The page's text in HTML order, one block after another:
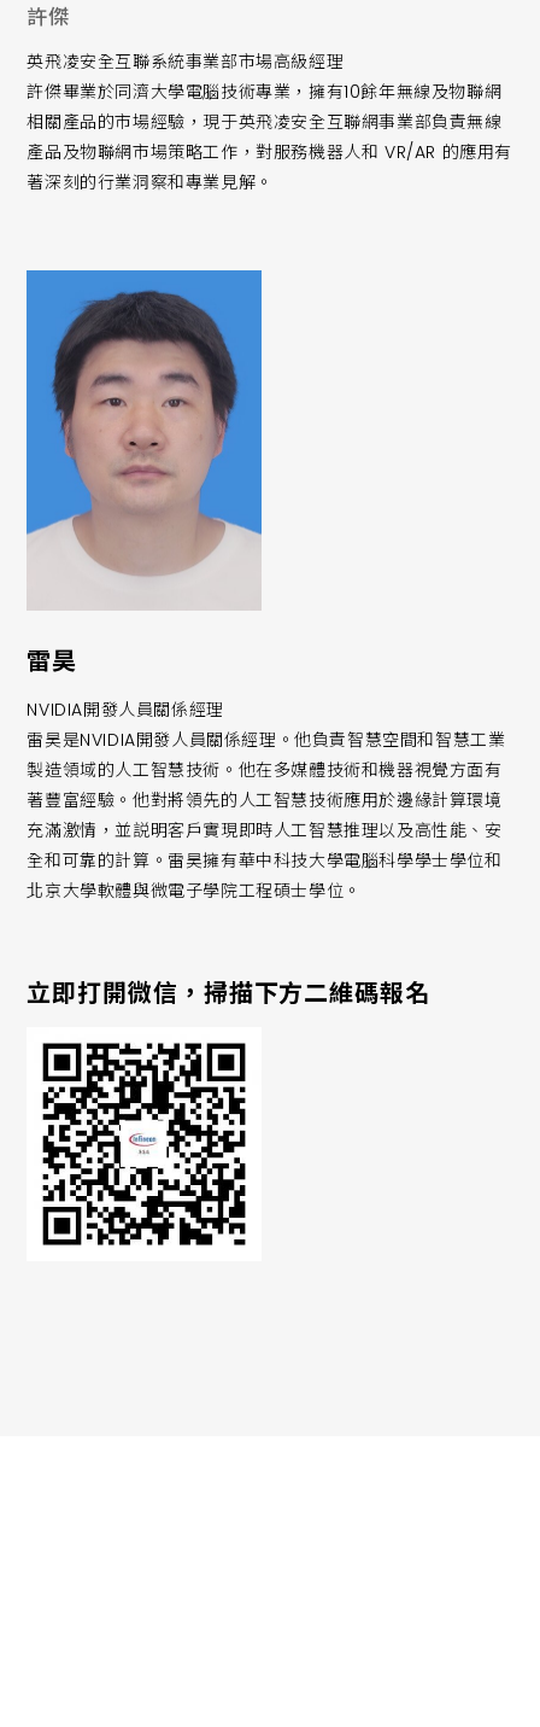
許傑
英飛凌安全互聯系統事業部市場高級經理
許傑畢業於同濟大學電腦技術專業，擁有10餘年無線及物聯網
相關產品的市場經驗，現于英飛凌安全互聯網事業部負責無線
產品及物聯網市場策略工作，對服務機器人和 VR/AR 的應用有
著深刻的行業洞察和專業見解。
雷昊
NVIDIA開發人員關係經理
雷昊是NVIDIA開發人員關係經理。他負責智慧空間和智慧工業
製造領域的人工智慧技術。他在多媒體技術和機器視覺方面有
著豐富經驗。他對將領先的人工智慧技術應用於邊緣計算環境
充滿激情，並説明客戶實現即時人工智慧推理以及高性能、安
全和可靠的計算。雷昊擁有華中科技大學電腦科學學士學位和
北京大學軟體與微電子學院工程碩士學位。
立即打開微信，掃描下方二維碼報名